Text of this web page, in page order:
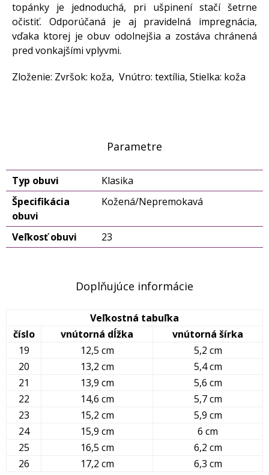
topánky je jednoduchá, pri ušpinení stačí šetrne
očistiť. Odporúčaná je aj pravidelná impregnácia,
vďaka ktorej je obuv odolnejšia a zostáva chránená
pred vonkajšími vplyvmi.
Zloženie: Zvršok: koža, Vnútro: textília, Stielka: koža
Parametre
Typ obuvi
Klasika
Špecifikácia
obuvi
Kožená/Nepremokavá
Veľkosť obuvi 23
Doplňujúce informácie
Veľkostná tabuľka
číslo
vnútorná dĺžka
vnútorná šírka
19
12,5 cm
5,2 cm
20
13,2 cm
5,4 cm
21
13,9 cm
5,6 cm
22
14,6 cm
5,7 cm
23
15,2 cm
5,9 cm
24
15,9 cm
6 cm
25
16,5 cm
6,2 cm
26
17,2 cm 6,3 cm